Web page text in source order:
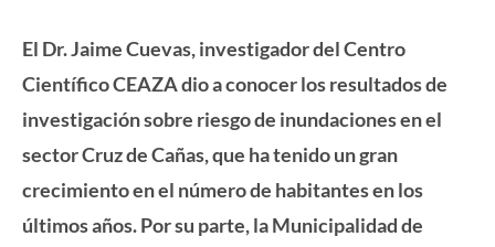
El Dr. Jaime Cuevas, investigador del Centro
Científico CEAZA dio a conocer los resultados de
investigación sobre riesgo de inundaciones en el
sector Cruz de Cañas, que ha tenido un gran
crecimiento en el número de habitantes en los
últimos años. Por su parte, la Municipalidad de